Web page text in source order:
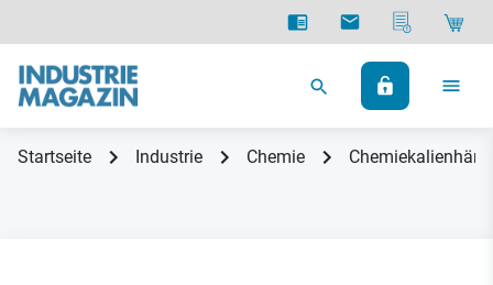
Startseite Industrie Chemie